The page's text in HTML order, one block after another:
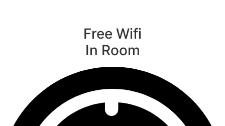
Free Wifi
In Room